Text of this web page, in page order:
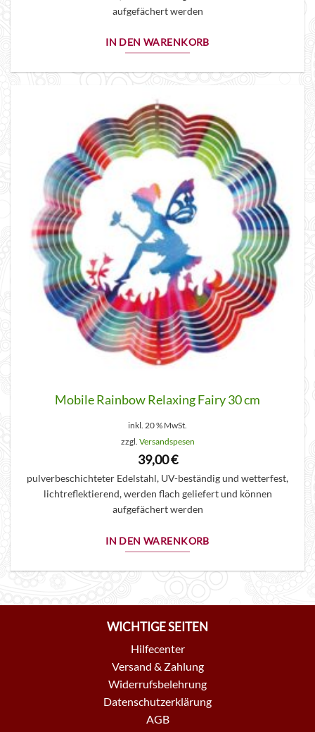
aufgefächert werden
IN DEN WARENKORB
Mobile Rainbow Relaxing Fairy 30 cm
inkl. 20 % MwSt.
zzgl. Versandspesen
39,00€
pulverbeschichteter Edelstahl, UV-beständig und wetterfest,
lichtreflektierend, werden flach geliefert und können
aufgefächert werden
IN DEN WARENKORB
WICHTIGE SEITEN
Hilfecenter
Versand & Zahlung
Widerrufsbelehrung
Datenschutzerklärung
AGB